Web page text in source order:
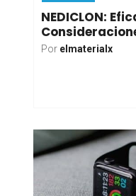
NEDICLON:
Por elmaterialx